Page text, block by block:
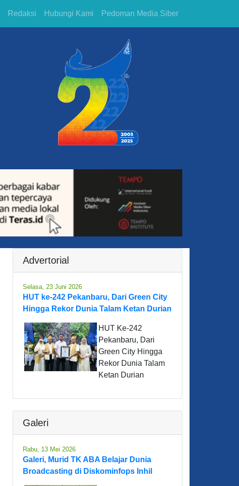
Redaksi Hubungi Kami Pedoman Media Siber
Advertorial
Selasa, 23 Juni 2026
HUT ke-242 Pekanbaru, Dari Green City
Hingga Rekor Dunia Talam Ketan Durian
HUT Ke-242
Pekanbaru, Dari
Green City Hingga
Rekor Dunia Talam
Ketan Durian
Galeri
Rabu, 13 Mei 2026
Galeri, Murid TK ABA Belajar Dunia
Broadcasting di Diskominfops Inhil